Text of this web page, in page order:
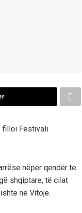
filloi Festivali
nëpër qendër të
shqiptare, të cilat
në Vitojë.